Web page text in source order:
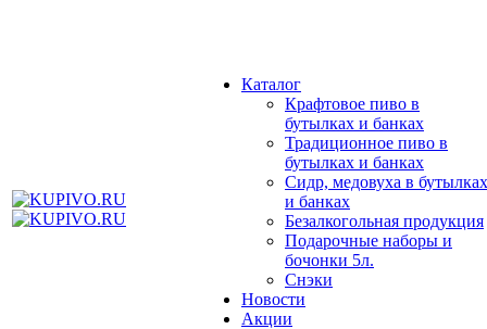
Каталог
Крафтовое пиво в
бутылках и банках
Традиционное пиво в
бутылках и банках
Сидр, медовуха в бутылках
и банках
Безалкогольная продукция
Подарочные наборы и
бочонки 5л.
Снэки
Новости
Акции